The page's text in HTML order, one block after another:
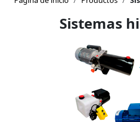
Sistemas